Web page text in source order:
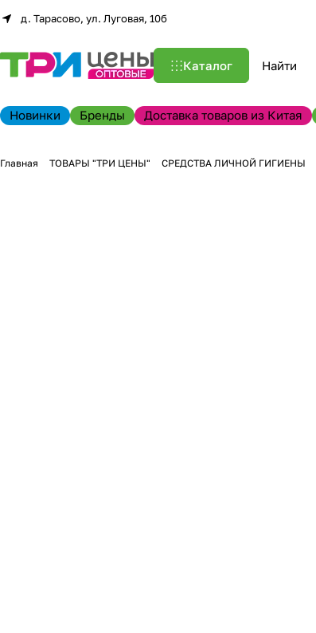
д. Тарасово, ул. Луговая, 10б
Каталог
Новинки Бренды Доставка товаров из Китая
Главная ТОВАРЫ "ТРИ ЦЕНЫ" СРЕДСТВА ЛИЧНОЙ ГИГИЕНЫ